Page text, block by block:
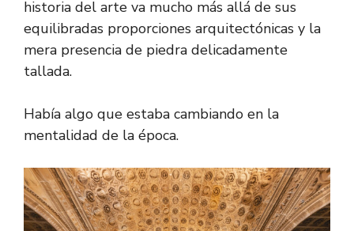
historia del arte va mucho más allá de sus
equilibradas proporciones arquitectónicas y la
mera presencia de piedra delicadamente
tallada.
Había algo que estaba cambiando en la
mentalidad de la época.